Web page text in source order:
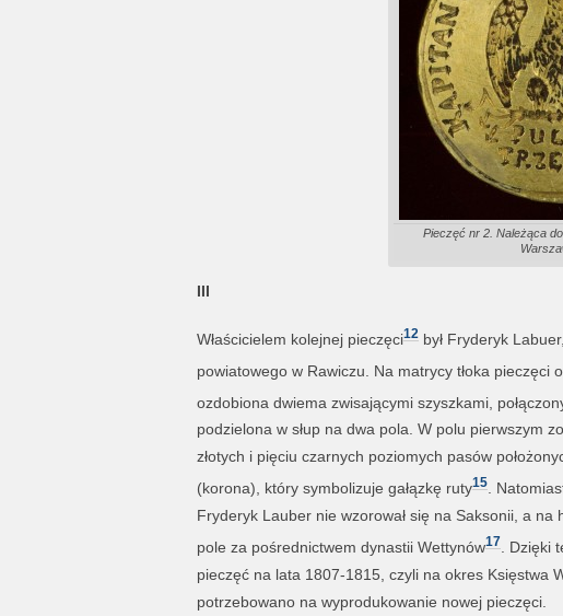
Pieczęć nr 2. Należąca
III
Właścicielem kolejnej pieczęci12był Fryderyk
powiatowego w Rawiczu. Na matrycy tłoka
ozdobiona dwiema zwisającymi szyszkami,
podzielona w słup na dwa pola. W polu pierwszym
złotych i pięciu czarnych poziomych pasów
(korona), który symbolizuje gałązkę ruty15.
Fryderyk Lauber nie wzorował się na Saksonii, a
pole za pośrednictwem dynastii Wettynów17. Dzięki
pieczęć na lata 1807-1815, czyli na okres Księstwa
potrzebowano na wyprodukowanie nowej pieczęci.